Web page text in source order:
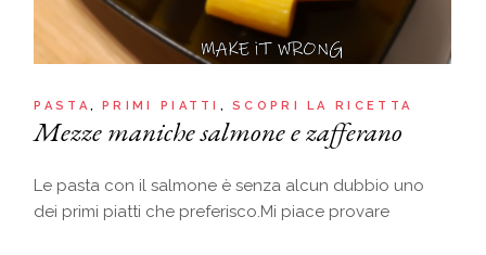
PASTA PRIMI PIATTI SCOPRI LA RICETTA
Mezze maniche salmone e zafferano
Le pasta con il salmone è senza alcun dubbio uno
dei primi piatti che preferisco.Mi piace provare